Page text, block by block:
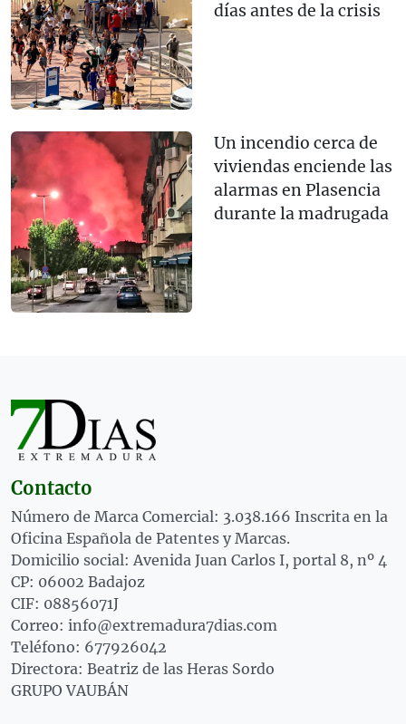
días antes de la crisis
Un incendio cerca de
viviendas enciende las
alarmas en Plasencia
durante la madrugada
Contacto
Número de Marca Comercial: 3.038.166 Inscrita en la
Oficina Española de Patentes y Marcas.
Domicilio social: Avenida Juan Carlos I, portal 8, nº 4
CP: 06002 Badajoz
CIF: 08856071J
Correo: info@extremadura7dias.com
Teléfono: 677926042
Directora: Beatriz de las Heras Sordo
GRUPO VAUBÁN